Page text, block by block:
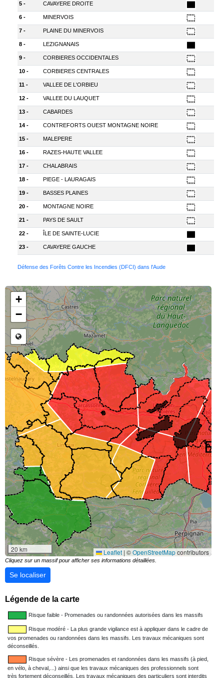
5 - CAVAYERE DROITE
6 - MINERVOIS
7 - PLAINE DU MINERVOIS
8 - LEZIGNANAIS
9 - CORBIERES OCCIDENTALES
10 - CORBIERES CENTRALES
11 - VALLEE DE L'ORBIEU
12 - VALLEE DU LAUQUET
13 - CABARDES
14 - CONTREFORTS OUEST MONTAGNE NOIRE
15 - MALEPERE
16 - RAZES-HAUTE VALLEE
17 - CHALABRAIS
18 - PIEGE - LAURAGAIS
19 - BASSES PLAINES
20 - MONTAGNE NOIRE
21 - PAYS DE SAULT
22 - ÎLE DE SAINTE-LUCIE
23 - CAVAYERE GAUCHE
Défense des Forêts Contre les Incendies (DFCI) dans l'Aude
Chargement des données en cours...
E
+
−
20 km Leaflet | ©OpenStreetMapcontributors
Cliquez sur un massif pour afficher ses informations détaillées.
Se localiser
Légende de la carte
Risque faible - Promenades ou randonnées autorisées dans les massifs
Risque modéré - La plus grande vigilance est à appliquer dans le cadre de
vos promenades ou randonnées dans les massifs. Les travaux mécaniques sont
déconseillés.
Risque sévère - Les promenades et randonnées dans les massifs (à pied,
en vélo, à cheval,...) ainsi que les travaux mécaniques des professionnels sont
très fortement déconseillés. Les travaux mécaniques des particuliers sont interdits